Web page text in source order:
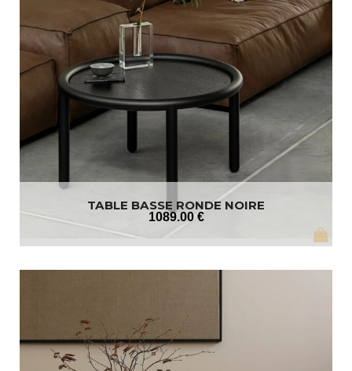
TABLE BASSE RONDE NOIRE
1089.00 €